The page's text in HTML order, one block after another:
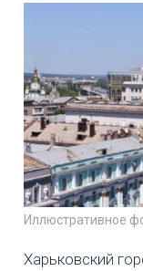
Иллюстративное
Харьковский